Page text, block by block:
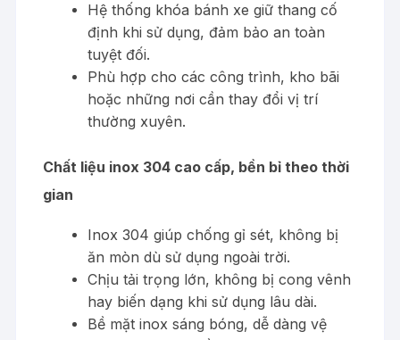
Hệ thống khóa bánh xe giữ thang cố
định khi sử dụng, đảm bảo an toàn
tuyệt đối.
Phù hợp cho các công trình, kho bãi
hoặc những nơi cần thay đổi vị trí
thường xuyên.
Chất liệu inox 304 cao cấp, bền bỉ theo thời
gian
Inox 304 giúp chống gỉ sét, không bị
ăn mòn dù sử dụng ngoài trời.
Chịu tải trọng lớn, không bị cong vênh
hay biến dạng khi sử dụng lâu dài.
Bề mặt inox sáng bóng, dễ dàng vệ